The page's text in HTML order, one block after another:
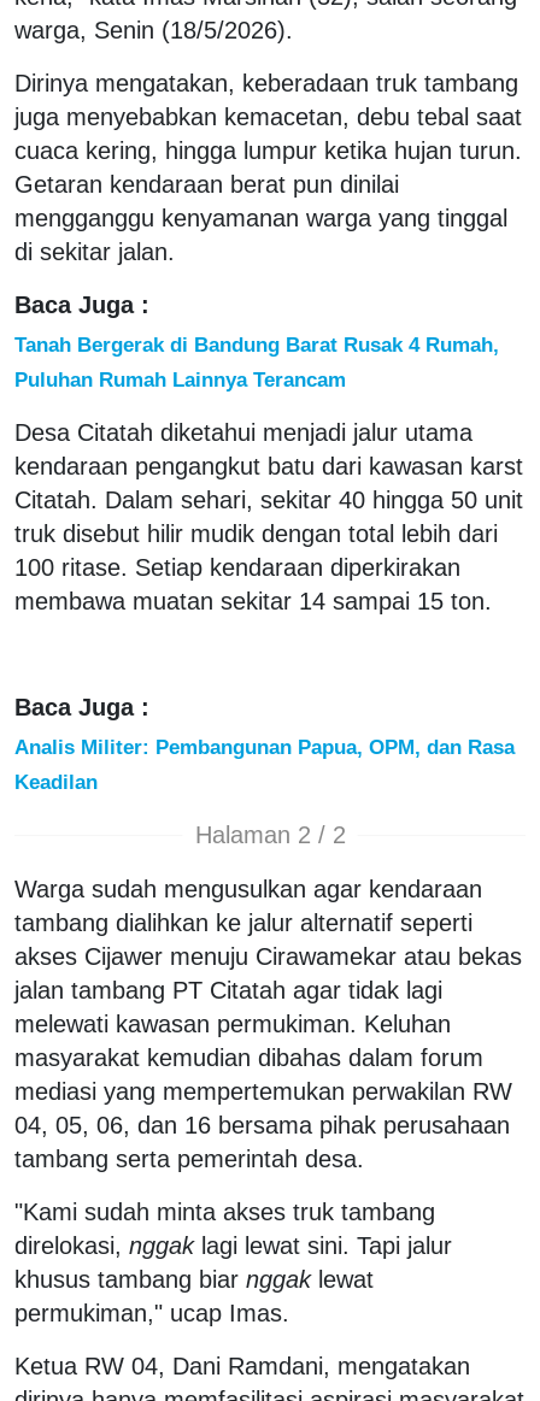
warga, Senin (18/5/2026).
Dirinya mengatakan, keberadaan truk tambang
juga menyebabkan kemacetan, debu tebal saat
cuaca kering, hingga lumpur ketika hujan turun.
Getaran kendaraan berat pun dinilai
mengganggu kenyamanan warga yang tinggal
di sekitar jalan.
Baca Juga :
Tanah Bergerak di Bandung Barat Rusak 4 Rumah,
Puluhan Rumah Lainnya Terancam
Desa Citatah diketahui menjadi jalur utama
kendaraan pengangkut batu dari kawasan karst
Citatah. Dalam sehari, sekitar 40 hingga 50 unit
truk disebut hilir mudik dengan total lebih dari
100 ritase. Setiap kendaraan diperkirakan
membawa muatan sekitar 14 sampai 15 ton.
Baca Juga :
Analis Militer: Pembangunan Papua, OPM, dan Rasa
Keadilan
Halaman 2 / 2
Warga sudah mengusulkan agar kendaraan
tambang dialihkan ke jalur alternatif seperti
akses Cijawer menuju Cirawamekar atau bekas
jalan tambang PT Citatah agar tidak lagi
melewati kawasan permukiman. Keluhan
masyarakat kemudian dibahas dalam forum
mediasi yang mempertemukan perwakilan RW
04, 05, 06, dan 16 bersama pihak perusahaan
tambang serta pemerintah desa.
"Kami sudah minta akses truk tambang
direlokasi, nggaklagi lewat sini. Tapi jalur
khusus tambang biar nggaklewat
permukiman," ucap Imas.
Ketua RW 04, Dani Ramdani, mengatakan